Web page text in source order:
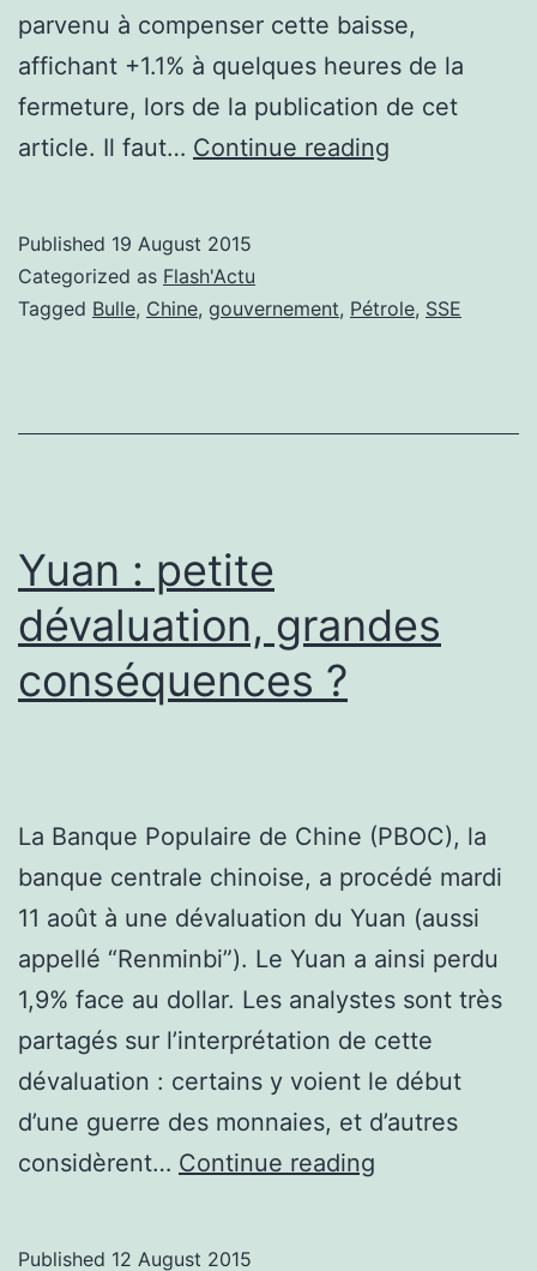
parvenu à compenser cette baisse,
affichant +1.1% à quelques heures de la
fermeture, lors de la publication de cet
article. Il faut… Continue reading
spectacle
fini
Published 19 August 2015
Categorized as Flash'Actu
Tagged Bulle, Chine, gouvernement, Pétrole, SSE
Yuan : petite
dévaluation, grandes
conséquences ?
La Banque Populaire de Chine (PBOC), la
banque centrale chinoise, a procédé mardi
11 août à une dévaluation du Yuan (aussi
appellé “Renminbi”). Le Yuan a ainsi perdu
1,9% face au dollar. Les analystes sont très
partagés sur l’interprétation de cette
dévaluation : certains y voient le début
d’une guerre des monnaies, et d’autres
considèrent… Continue reading
Published 12 August 2015